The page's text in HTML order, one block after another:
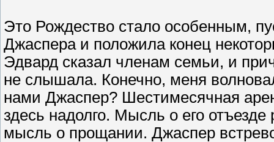
Это Рождество стало особенным,
Джаспера и положила конец
Эдвард сказал членам семьи, и
не слышала. Конечно, меня
нами Джаспер? Шестимесячная
здесь надолго. Мысль о его
мысль о прощании. Джаспер